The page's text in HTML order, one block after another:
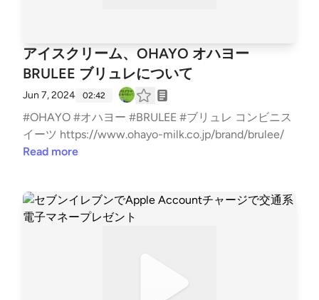
アイスクリーム、OHAYO オハヨー
BRULEE ブリュレについて
Jun 7, 2024 02:42
#OHAYO #オハヨー #BRULEE #ブリュレ コンビニス
イーツ https://www.ohayo-milk.co.jp/brand/brulee/
Read more